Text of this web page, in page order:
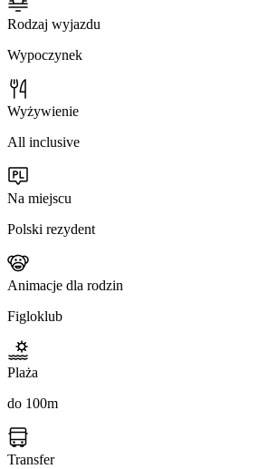
Rodzaj wyjazdu
Wypoczynek
Wyżywienie
All inclusive
Na miejscu
Polski rezydent
Animacje dla rodzin
Figloklub
Plaża
do 100m
Transfer